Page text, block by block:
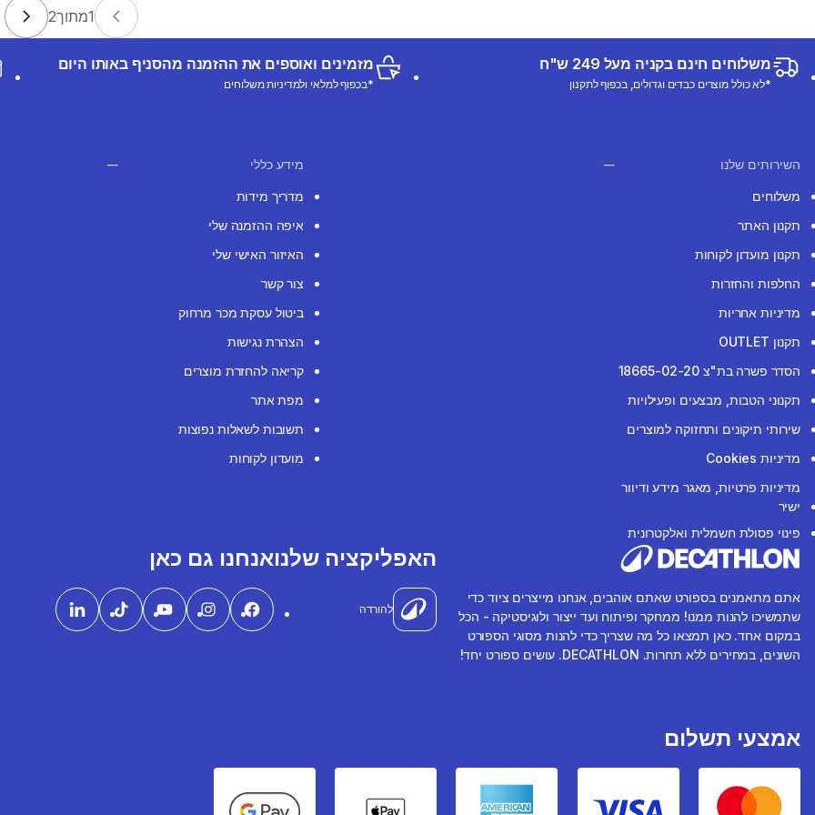
1מתוך2
משלוחים חינם בקניה מעל 249 ש"ח
*לא כולל מוצרים כבדים וגדולים, בכפוף לתקנון
מזמינים ואוספים את ההזמנה מהסניף באותו היום
*בכפוף למלאי ולמדיניות משלוחים
השירותים שלנו
משלוחים
תקנון האתר
תקנון מועדון לקוחות
החלפות והחזרות
מדיניות אחריות
תקנון OUTLET
הסדר פשרה בת"צ 18665-02-20
תקנוני הטבות, מבצעים ופעילויות
שירותי תיקונים ותחזוקה למוצרים
מדיניות Cookies
מדיניות פרטיות, מאגר מידע ודיוור
ישיר
פינוי פסולת חשמלית ואלקטרונית
מידע כללי
מדריך מידות
איפה ההזמנה שלי
האיזור האישי שלי
צור קשר
ביטול עסקת מכר מרחוק
הצהרת נגישות
קריאה להחזרת מוצרים
מפת אתר
תשובות לשאלות נפוצות
מועדון לקוחות
אתם מתאמנים בספורט שאתם אוהבים, אנחנו מייצרים ציוד כדי
שתמשיכו להנות ממנו! ממחקר ופיתוח ועד ייצור ולוגיסטיקה - הכל
במקום אחד. כאן תמצאו כל מה שצריך כדי להנות מסוגי הספורט
השונים, במחירים ללא תחרות. DECATHLON. עושים ספורט יחד!
האפליקציה שלנו
להורדה
אנחנו גם כאן
אמצעי תשלום